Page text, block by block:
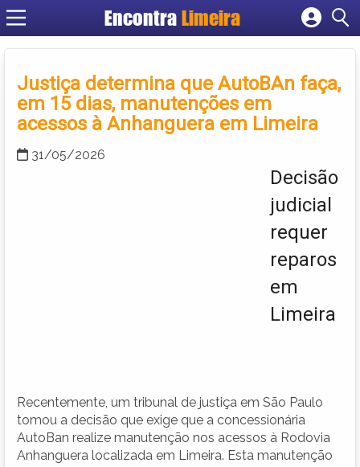
Encontra Limeira
Cadastrar empresa
Criar conta
Justiça determina que AutoBAn faça,
em 15 dias, manutenções em
acessos à Anhanguera em Limeira
31/05/2026
Decisão
judicial
requer
reparos
em
Limeira
Recentemente, um tribunal de justiça em São Paulo
tomou a decisão que exige que a concessionária
AutoBan realize manutenção nos acessos à Rodovia
Anhanguera localizada em Limeira. Esta manutenção